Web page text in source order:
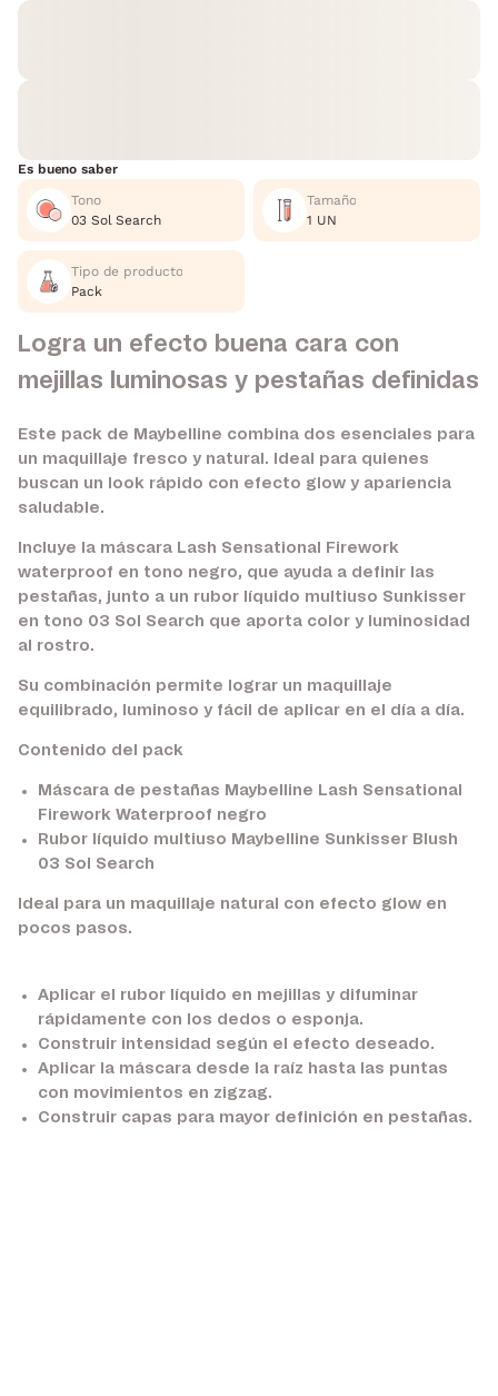
Es bueno saber
Tono
03 Sol Search
Tamaño
1 UN
Tipo de producto
Pack
Logra un efecto buena cara con
mejillas luminosas y pestañas definidas
Este pack de Maybelline combina dos esenciales para
un maquillaje fresco y natural. Ideal para quienes
buscan un look rápido con efecto glow y apariencia
saludable.
Incluye la máscara Lash Sensational Firework
waterproof en tono negro, que ayuda a definir las
pestañas, junto a un rubor líquido multiuso Sunkisser
en tono 03 Sol Search que aporta color y luminosidad
al rostro.
Su combinación permite lograr un maquillaje
equilibrado, luminoso y fácil de aplicar en el día a día.
Contenido del pack
Máscara de pestañas Maybelline Lash Sensational
Firework Waterproof negro
Rubor líquido multiuso Maybelline Sunkisser Blush
03 Sol Search
Ideal para un maquillaje natural con efecto glow en
pocos pasos.
Aplicar el rubor líquido en mejillas y difuminar
rápidamente con los dedos o esponja.
Construir intensidad según el efecto deseado.
Aplicar la máscara desde la raíz hasta las puntas
con movimientos en zigzag.
Construir capas para mayor definición en pestañas.